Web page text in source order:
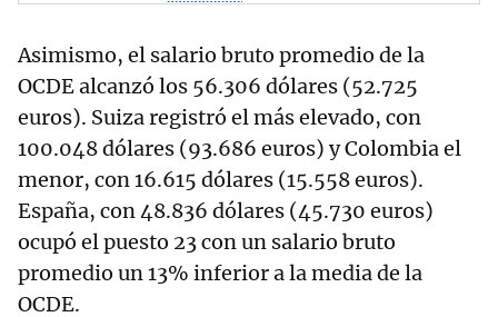
Asimismo, el salario bruto promedio de la
OCDE alcanzó los 56.306 dólares (52.725
euros). Suiza registró el más elevado, con
100.048 dólares (93.686 euros) y Colombia el
menor, con 16.615 dólares (15.558 euros).
España, con 48.836 dólares (45.730 euros)
ocupó el puesto 23 con un salario bruto
promedio un 13% inferior a la media de la
OCDE.